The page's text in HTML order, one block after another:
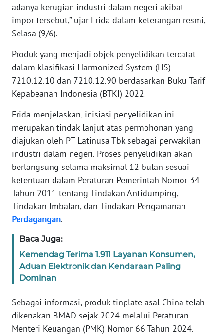
adanya kerugian industri dalam negeri akibat
impor tersebut,” ujar Frida dalam keterangan resmi,
Selasa (9/6).
Produk yang menjadi objek penyelidikan tercatat
dalam klasifikasi Harmonized System (HS)
7210.12.10 dan 7210.12.90 berdasarkan Buku Tarif
Kepabeanan Indonesia (BTKI) 2022.
Frida menjelaskan, inisiasi penyelidikan ini
merupakan tindak lanjut atas permohonan yang
diajukan oleh PT Latinusa Tbk sebagai perwakilan
industri dalam negeri. Proses penyelidikan akan
berlangsung selama maksimal 12 bulan sesuai
ketentuan dalam Peraturan Pemerintah Nomor 34
Tahun 2011 tentang Tindakan Antidumping,
Tindakan Imbalan, dan Tindakan Pengamanan
Perdagangan.
Baca Juga:
Kemendag Terima 1.911 Layanan Konsumen,
Aduan Elektronik dan Kendaraan Paling
Dominan
Sebagai informasi, produk tinplate asal China telah
dikenakan BMAD sejak 2024 melalui Peraturan
Menteri Keuangan (PMK) Nomor 66 Tahun 2024.
DISCLAIMER
News
Regional
WN
SUMUT
WN
JAKARTA
JABAR
WN
BANTEN
NTT
WN
KEPRI
WN
PAPUA